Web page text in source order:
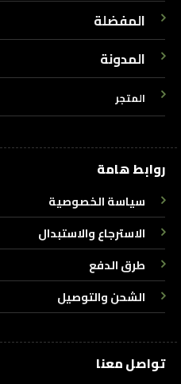
المفضلة
المدونة
المتجر
روابط هامة
سياسة الخصوصية
الاسترجاع والاستبدال
طرق الدفع
الشحن والتوصيل
تواصل معنا